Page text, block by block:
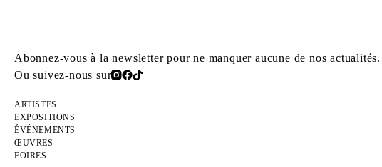
Abonnez-vous à la newsletter pour ne manquer aucune de nos actualités.
Ou suivez-nous sur
ARTISTES
EXPOSITIONS
ÉVÉNEMENTS
ŒUVRES
FOIRES